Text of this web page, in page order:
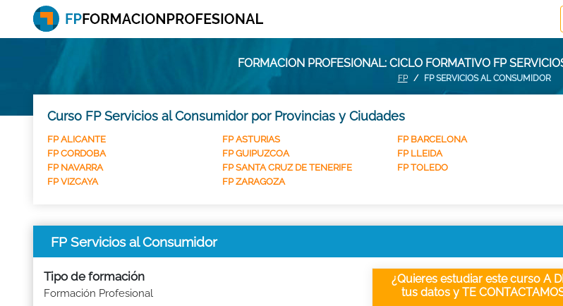
FORMACION PROFESIONAL: CICLO FORMATIVO FP
FP FP SERVICIOS AL CONSUMIDOR
Curso FP Servicios al Consumidor por Provincias y Ciudades
FP ALICANTE FP ASTURIAS FP BARCELONA
FP CORDOBA
FP GUIPUZCOA FP LLEIDA
FP NAVARRA
FP SANTA CRUZ DE TENERIFE FP TOLEDO
FP VIZCAYA
FP ZARAGOZA
FP Servicios al Consumidor
Tipo de formación
Formación Profesional
¿Quieres estudiar este curso A
tus datos y TE